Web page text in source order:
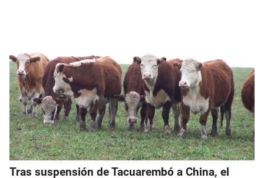
Tras suspensión de Tacuarembó a China, el